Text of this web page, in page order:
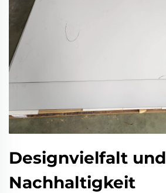
Designvielfalt und
Nachhaltigkeit